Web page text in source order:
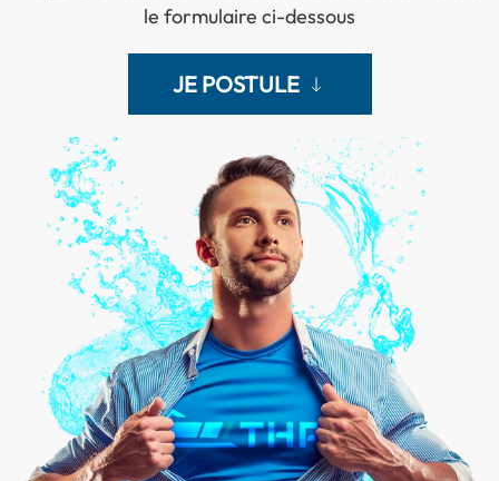
le formulaire ci-dessous
JE POSTULE